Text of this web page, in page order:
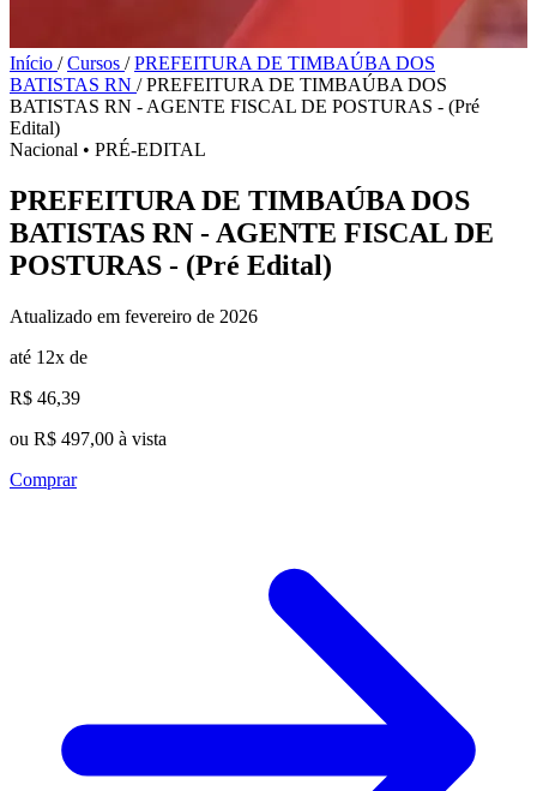
Início / Cursos / PREFEITURA DE TIMBAÚBA DOS
BATISTAS RN / PREFEITURA DE TIMBAÚBA DOS
BATISTAS RN - AGENTE FISCAL DE POSTURAS - (Pré
Edital)
Nacional • PRÉ-EDITAL
PREFEITURA DE TIMBAÚBA DOS
BATISTAS RN - AGENTE FISCAL DE
POSTURAS - (Pré Edital)
Atualizado em fevereiro de 2026
até 12x de
R$ 46,39
ou R$ 497,00 à vista
Comprar